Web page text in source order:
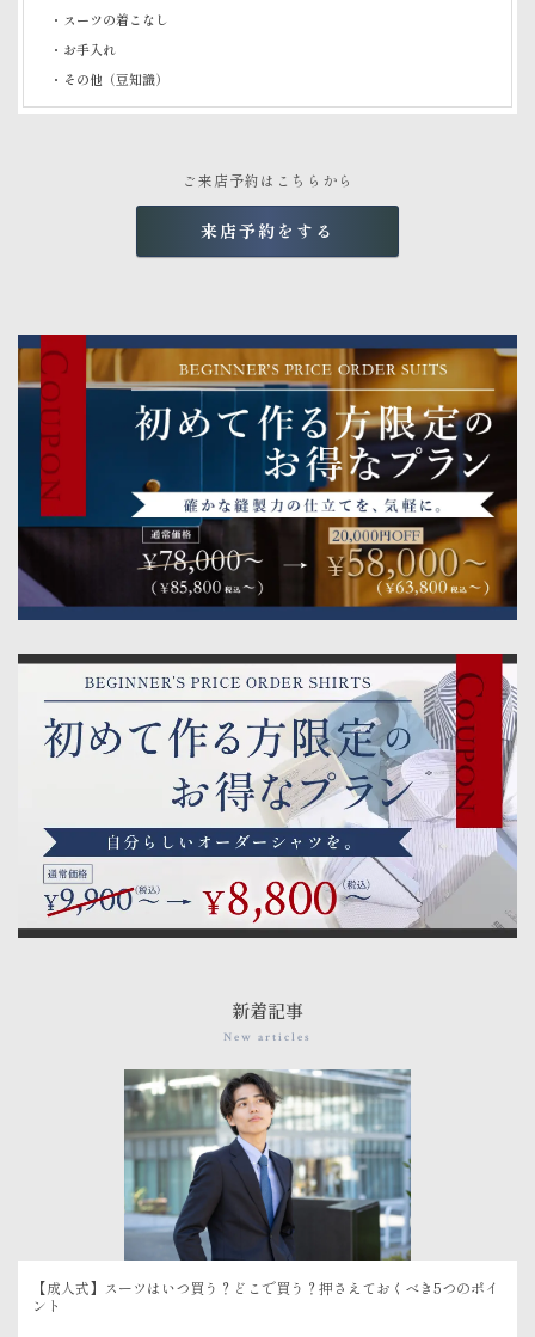
・スーツの着こなし
・お手入れ
・その他（豆知識）
ご来店予約はこちらから
来店予約をする
新着記事
New articles
【成人式】スーツはいつ買う？どこで買う？押さえておくべき5つのポイ
ント